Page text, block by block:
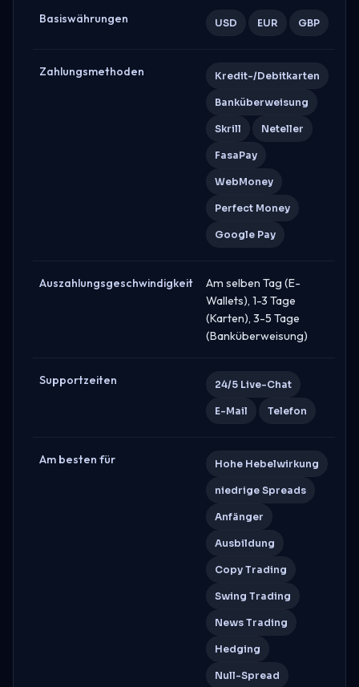
Basiswährungen USD EUR GBP
Zahlungsmethoden Kredit-/Debitkarten
Banküberweisung
Skrill Neteller
FasaPay
WebMoney
Perfect Money
Google Pay
Auszahlungsgeschwindigkeit
Am selben Tag (E-
Wallets), 1-3 Tage
(Karten), 3-5 Tage
(Banküberweisung)
Supportzeiten 24/5 Live-Chat
E-Mail Telefon
Am besten für Hohe Hebelwirkung
niedrige Spreads
Anfänger
Ausbildung
Copy Trading
Swing Trading
News Trading
Hedging
Null-Spread